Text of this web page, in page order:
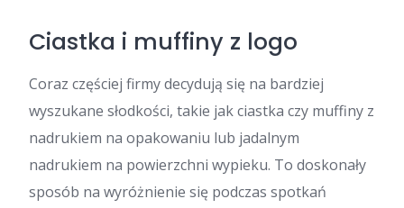
Ciastka i muffiny z logo
Coraz częściej firmy decydują się na bardziej
wyszukane słodkości, takie jak ciastka czy muffiny z
nadrukiem na opakowaniu lub jadalnym
nadrukiem na powierzchni wypieku. To doskonały
sposób na wyróżnienie się podczas spotkań